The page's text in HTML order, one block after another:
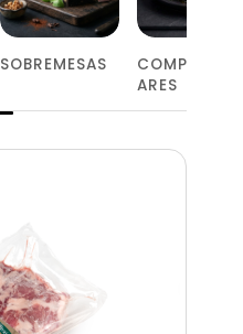
SOBREMESAS
ARES